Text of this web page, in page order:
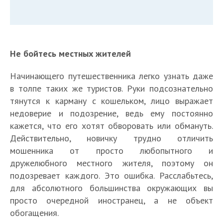
Не бойтесь местных жителей
Начинающего путешественника легко узнать даже
в толпе таких же туристов. Руки подсознательно
тянутся к карману с кошельком, лицо выражает
недоверие и подозрение, ведь ему постоянно
кажется, что его хотят обворовать или обмануть.
Действительно, новичку трудно отличить
мошенника от просто любопытного и
дружелюбного местного жителя, поэтому он
подозревает каждого. Это ошибка. Расслабьтесь,
для абсолютного большинства окружающих вы
просто очередной иностранец, а не объект
обогащения.